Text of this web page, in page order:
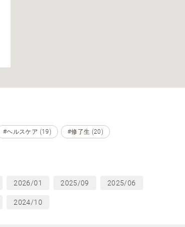
#ヘルスケア (19) #修了生 (20)
2026/01 2025/09 2025/06
2024/10